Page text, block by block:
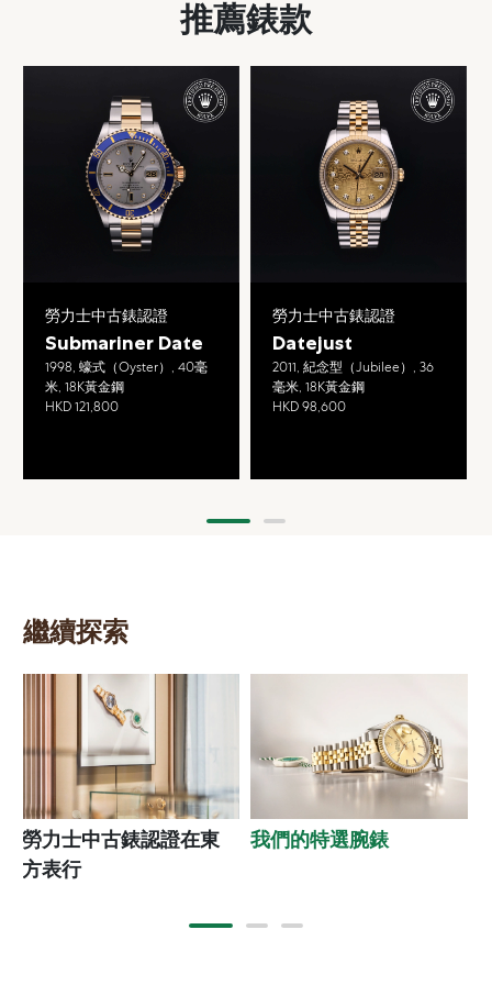
推薦錶款
勞力士中古錶認證
Submariner Date
1998, 蠔式（Oyster）, 40毫
米, 18K黃金鋼
HKD 121,800
勞力士中古錶認證
Datejust
2011, 紀念型（Jubilee）, 36
毫米, 18K黃金鋼
HKD 98,600
繼續探索
勞力士中古錶認證在東
方表行
我們的特選腕錶